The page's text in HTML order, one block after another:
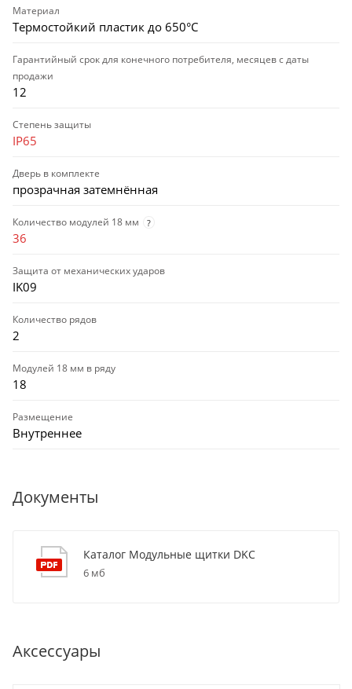
Материал
Термостойкий пластик до 650°С
Гарантийный срок для конечного потребителя, месяцев с даты
продажи
12
Степень защиты
IP65
Дверь в комплекте
прозрачная затемнённая
Количество модулей 18 мм ?
36
Защита от механических ударов
IK09
Количество рядов
2
Модулей 18 мм в ряду
18
Размещение
Внутреннее
Документы
Каталог Модульные щитки DKC
6 мб
Аксессуары